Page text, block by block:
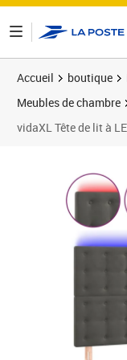
Accueil boutique
Meubles de chambre
vidaXL Tête de lit à